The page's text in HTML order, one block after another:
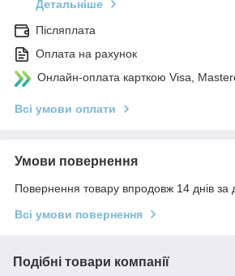
Детальніше
Післяплата
Оплата на рахунок
Онлайн-оплата карткою Visa,
Всі умови оплати
Умови повернення
Повернення товару впродовж 14 днів за
Всі умови повернення
Подібні товари компанії